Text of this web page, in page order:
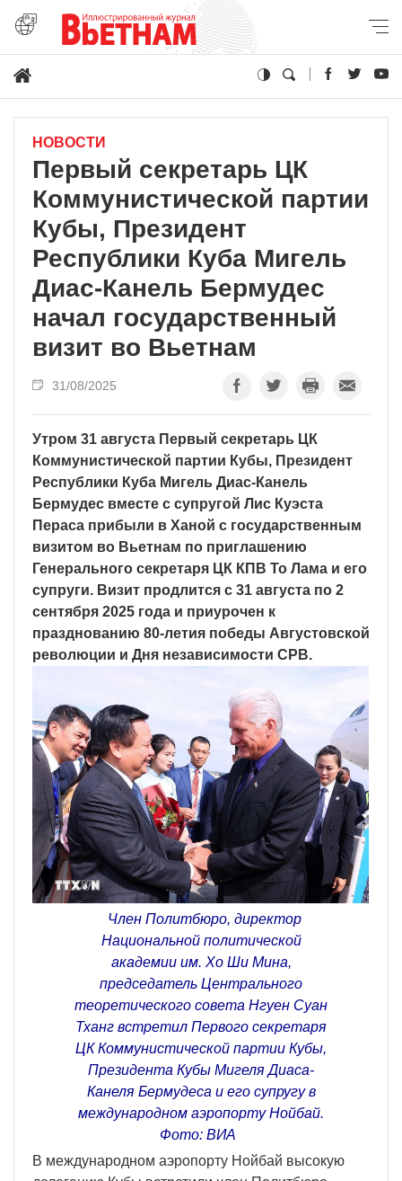
НОВОСТИ
Первый секретарь ЦК
Коммунистической партии
Кубы, Президент
Республики Куба Мигель
Диас-Канель Бермудес
начал государственный
визит во Вьетнам
31/08/2025
Утром 31 августа Первый секретарь ЦК
Коммунистической партии Кубы, Президент
Республики Куба Мигель Диас-Канель
Бермудес вместе с супругой Лис Куэста
Пераса прибыли в Ханой с государственным
визитом во Вьетнам по приглашению
Генерального секретаря ЦК КПВ То Лама и его
супруги. Визит продлится с 31 августа по 2
сентября 2025 года и приурочен к
празднованию 80-летия победы Августовской
революции и Дня независимости СРВ.
Член Политбюро, директор
Национальной политической
академии им. Хо Ши Мина,
председатель Центрального
теоретического совета Нгуен Суан
Тханг встретил Первого секретаря
ЦК Коммунистической партии Кубы,
Президента Кубы Мигеля Диаса-
Канеля Бермудеса и его супругу в
международном аэропорту Нойбай.
Фото: ВИА
В международном аэропорту Нойбай высокую